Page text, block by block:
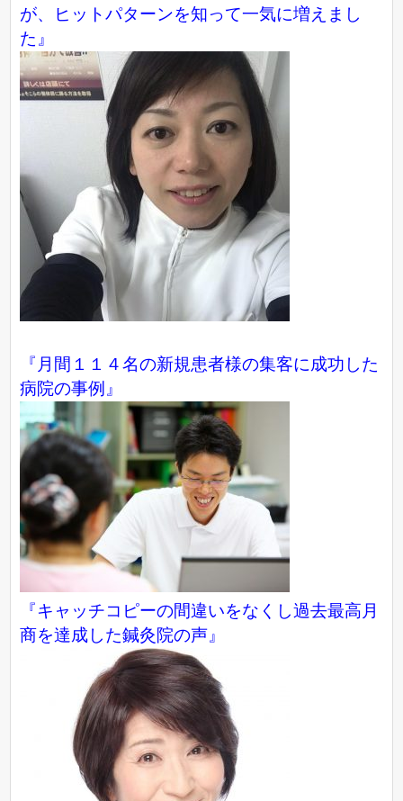
が、ヒットパターンを知って一気に増えまし
た』
『月間１１４名の新規患者様の集客に成功した
病院の事例』
『キャッチコピーの間違いをなくし過去最高月
商を達成した鍼灸院の声』